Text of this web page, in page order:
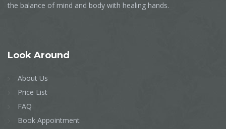
the balance of mind and body with healing hands.
Look Around
About Us
Price List
FAQ
Book Appointment